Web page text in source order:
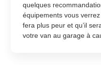
quelques
équipements vous
fera plus peur et qu’il
votre van au garage à